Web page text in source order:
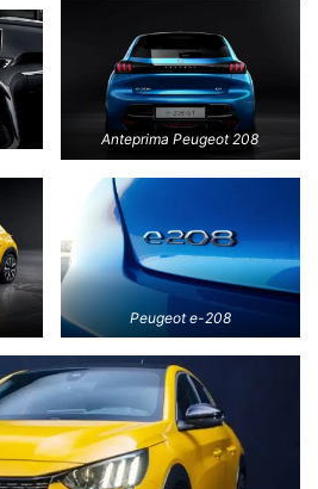
Anteprima Peugeot 208
Peugeot e-208